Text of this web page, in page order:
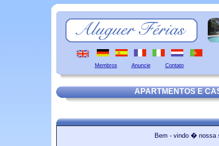
Membros Anuncie Contato
APARTMENTOS E
Bem - vindo �